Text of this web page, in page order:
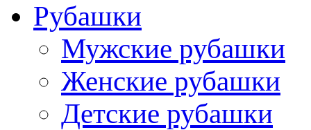
Рубашки
Мужские рубашки
Женские рубашки
Детские рубашки